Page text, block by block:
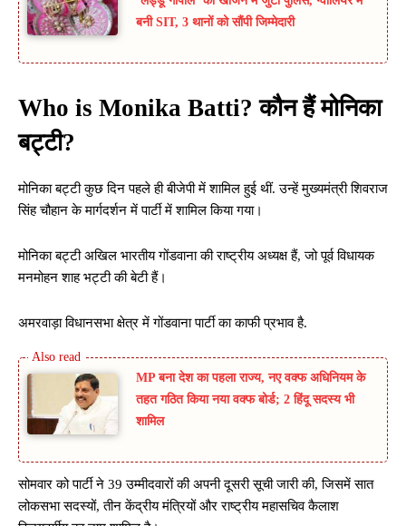
बनी SIT, 3 थानों को सौंपी जिम्मेदारी
Who is Monika Batti? कौन हैं मोनिका
बट्टी?
मोनिका बट्टी कुछ दिन पहले ही बीजेपी में शामिल हुई थीं. उन्हें मुख्यमंत्री शिवराज
सिंह चौहान के मार्गदर्शन में पार्टी में शामिल किया गया।
मोनिका बट्टी अखिल भारतीय गोंडवाना की राष्ट्रीय अध्यक्ष हैं, जो पूर्व विधायक
मनमोहन शाह भट्टी की बेटी हैं।
अमरवाड़ा विधानसभा क्षेत्र में गोंडवाना पार्टी का काफी प्रभाव है.
MP बना देश का पहला राज्य, नए वक्फ अधिनियम के
तहत गठित किया नया वक्फ बोर्ड; 2 हिंदू सदस्य भी
शामिल
सोमवार को पार्टी ने 39 उम्मीदवारों की अपनी दूसरी सूची जारी की, जिसमें सात
लोकसभा सदस्यों, तीन केंद्रीय मंत्रियों और राष्ट्रीय महासचिव कैलाश